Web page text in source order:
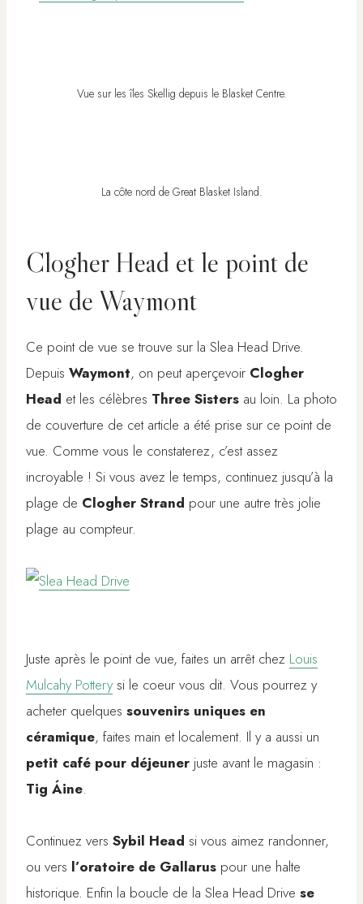
Vue sur les îles Skellig depuis le Blasket Centre.
La côte nord de Great Blasket Island.
Clogher Head et le point de
vue de Waymont
Ce point de vue se trouve sur la Slea Head Drive.
Depuis Waymont, on peut aperçevoir Clogher
Head et les célèbres Three Sisters au loin. La photo
de couverture de cet article a été prise sur ce point de
vue. Comme vous le constaterez, c’est assez
incroyable ! Si vous avez le temps, continuez jusqu’à la
plage de Clogher Strand pour une autre très jolie
plage au compteur.
Juste après le point de vue, faites un arrêt chez Louis
Mulcahy Pottery si le coeur vous dit. Vous pourrez y
acheter quelques souvenirs uniques en
céramique, faites main et localement. Il y a aussi un
petit café pour déjeuner juste avant le magasin :
Tig Áine.
Continuez vers Sybil Head si vous aimez randonner,
ou vers l’oratoire de Gallarus pour une halte
historique. Enfin la boucle de la Slea Head Drive se